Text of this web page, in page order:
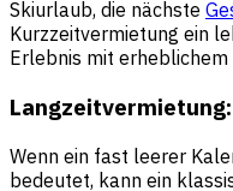
Skiurlaub, die nächste
Kurzzeitvermietung ein
Erlebnis mit
Wenn ein fast leerer
bedeutet, kann ein